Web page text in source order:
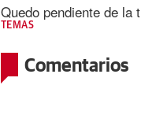
Quedo pendiente de la
TEMAS
Comentarios